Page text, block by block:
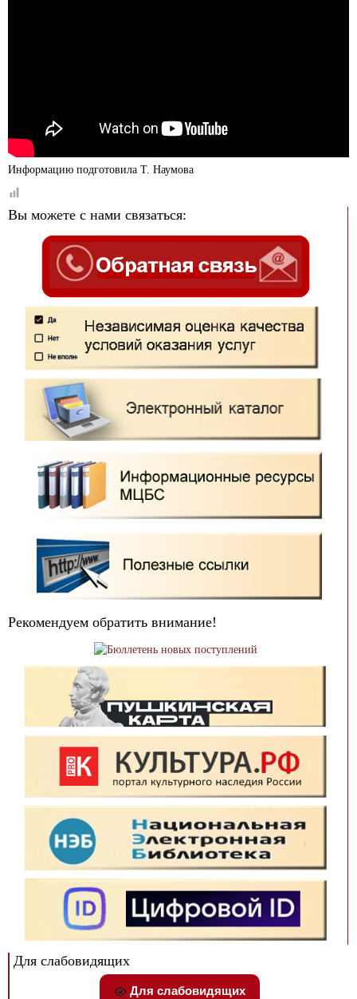
Информацию подготовила Т. Наумова
Вы можете с нами связаться:
Рекомендуем обратить внимание!
Для слабовидящих
Для слабовидящих